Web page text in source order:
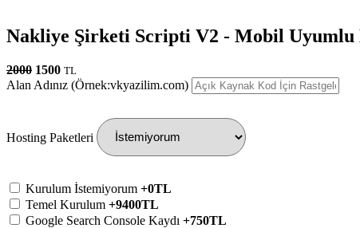
Nakliye Şirketi Scripti V2 - Mobil Uyumlu
2000 1500 TL
Alan Adınız (Örnek:vkyazilim.com)
Hosting Paketleri
Kurulum İstemiyorum +0TL
Temel Kurulum +9400TL
Google Search Console Kaydı +750TL